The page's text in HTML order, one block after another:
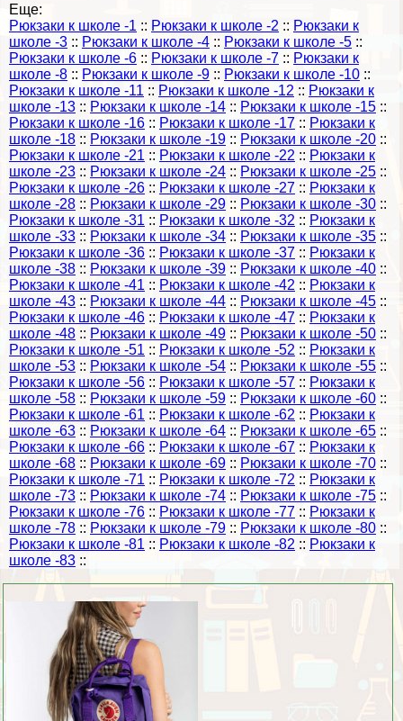
Еще:
Рюкзаки к школе -1 :: Рюкзаки к школе -2 :: Рюкзаки к
школе -3 :: Рюкзаки к школе -4 :: Рюкзаки к школе -5 ::
Рюкзаки к школе -6 :: Рюкзаки к школе -7 :: Рюкзаки к
школе -8 :: Рюкзаки к школе -9 :: Рюкзаки к школе -10 ::
Рюкзаки к школе -11 :: Рюкзаки к школе -12 :: Рюкзаки к
школе -13 :: Рюкзаки к школе -14 :: Рюкзаки к школе -15 ::
Рюкзаки к школе -16 :: Рюкзаки к школе -17 :: Рюкзаки к
школе -18 :: Рюкзаки к школе -19 :: Рюкзаки к школе -20 ::
Рюкзаки к школе -21 :: Рюкзаки к школе -22 :: Рюкзаки к
школе -23 :: Рюкзаки к школе -24 :: Рюкзаки к школе -25 ::
Рюкзаки к школе -26 :: Рюкзаки к школе -27 :: Рюкзаки к
школе -28 :: Рюкзаки к школе -29 :: Рюкзаки к школе -30 ::
Рюкзаки к школе -31 :: Рюкзаки к школе -32 :: Рюкзаки к
школе -33 :: Рюкзаки к школе -34 :: Рюкзаки к школе -35 ::
Рюкзаки к школе -36 :: Рюкзаки к школе -37 :: Рюкзаки к
школе -38 :: Рюкзаки к школе -39 :: Рюкзаки к школе -40 ::
Рюкзаки к школе -41 :: Рюкзаки к школе -42 :: Рюкзаки к
школе -43 :: Рюкзаки к школе -44 :: Рюкзаки к школе -45 ::
Рюкзаки к школе -46 :: Рюкзаки к школе -47 :: Рюкзаки к
школе -48 :: Рюкзаки к школе -49 :: Рюкзаки к школе -50 ::
Рюкзаки к школе -51 :: Рюкзаки к школе -52 :: Рюкзаки к
школе -53 :: Рюкзаки к школе -54 :: Рюкзаки к школе -55 ::
Рюкзаки к школе -56 :: Рюкзаки к школе -57 :: Рюкзаки к
школе -58 :: Рюкзаки к школе -59 :: Рюкзаки к школе -60 ::
Рюкзаки к школе -61 :: Рюкзаки к школе -62 :: Рюкзаки к
школе -63 :: Рюкзаки к школе -64 :: Рюкзаки к школе -65 ::
Рюкзаки к школе -66 :: Рюкзаки к школе -67 :: Рюкзаки к
школе -68 :: Рюкзаки к школе -69 :: Рюкзаки к школе -70 ::
Рюкзаки к школе -71 :: Рюкзаки к школе -72 :: Рюкзаки к
школе -73 :: Рюкзаки к школе -74 :: Рюкзаки к школе -75 ::
Рюкзаки к школе -76 :: Рюкзаки к школе -77 :: Рюкзаки к
школе -78 :: Рюкзаки к школе -79 :: Рюкзаки к школе -80 ::
Рюкзаки к школе -81 :: Рюкзаки к школе -82 :: Рюкзаки к
школе -83 ::